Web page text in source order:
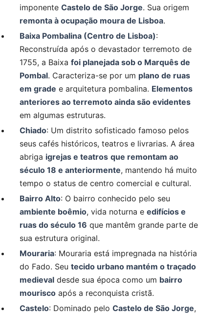
imponente Castelo de São Jorge. Sua origem
remonta à ocupação moura de Lisboa.
Baixa Pombalina (Centro de Lisboa):
Reconstruída após o devastador terremoto de
1755, a Baixa foi planejada sob o Marquês de
Pombal. Caracteriza-se por um plano de ruas
em grade e arquitetura pombalina. Elementos
anteriores ao terremoto ainda são evidentes
em algumas estruturas.
Chiado: Um distrito sofisticado famoso pelos
seus cafés históricos, teatros e livrarias. A área
abriga igrejas e teatros que remontam ao
século 18 e anteriormente, mantendo há muito
tempo o status de centro comercial e cultural.
Bairro Alto: O bairro conhecido pelo seu
ambiente boêmio, vida noturna e edifícios e
ruas do século 16 que mantêm grande parte de
sua estrutura original.
Mouraria: Mouraria está impregnada na história
do Fado. Seu tecido urbano mantém o traçado
medieval desde sua época como um bairro
mourisco após a reconquista cristã.
Castelo: Dominado pelo Castelo de São Jorge,